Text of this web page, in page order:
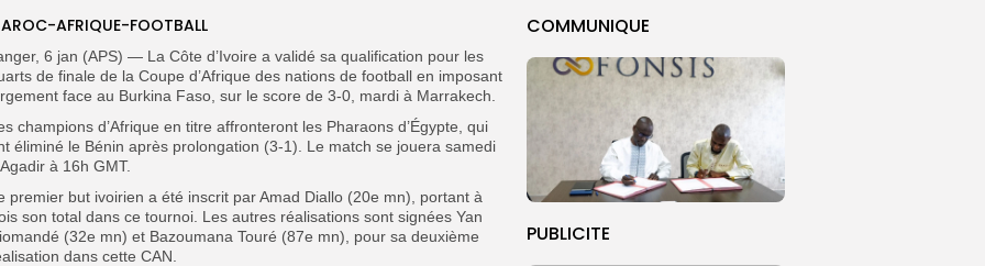
COMMUNIQUE
PUBLICITE
AFRIQUE-FOOTBALL
6 jan (APS) — La Côte d’Ivoire a validé sa qualification pour les
de finale de la Coupe d’Afrique des nations de football en imposant
face au Burkina Faso, sur le score de 3-0, mardi à Marrakech.
champions d’Afrique en titre affronteront les Pharaons d’Égypte, qui
éliminé le Bénin après prolongation (3-1). Le match se jouera samedi
à 16h GMT.
premier but ivoirien a été inscrit par Amad Diallo (20e mn), portant à
son total dans ce tournoi. Les autres réalisations sont signées Yan
(32e mn) et Bazoumana Touré (87e mn), pour sa deuxième
dans cette CAN.